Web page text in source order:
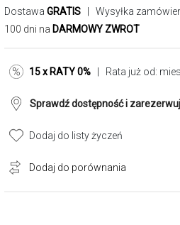
Dostawa GRATIS | Wysyłka
100 dni na DARMOWY ZWROT
15 x RATY 0% | Rata już od:
Sprawdź dostępność i
Dodaj do listy życzeń
Dodaj do porównania